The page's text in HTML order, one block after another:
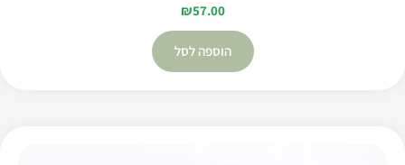
₪57.00
הוספה לסל